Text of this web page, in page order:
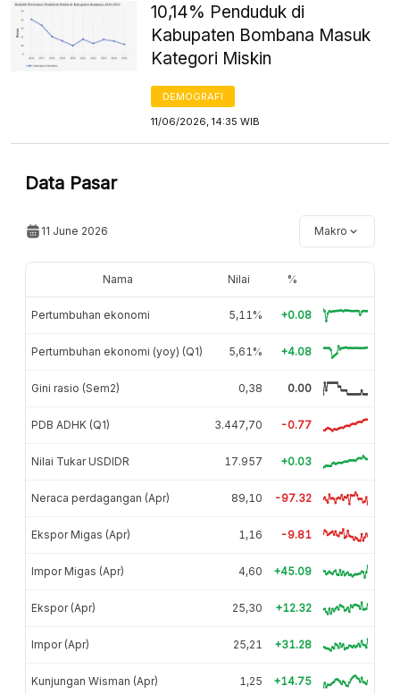
10,14% Penduduk di
Kabupaten Bombana Masuk
Kategori Miskin
DEMOGRAFI
11/06/2026, 14:35 WIB
Data Pasar
11 June 2026 Makro
Nama Nilai %
Pertumbuhan ekonomi 5,11% +0.08
Pertumbuhan ekonomi (yoy) (Q1) 5,61% +4.08
Gini rasio (Sem2) 0,38 0.00
PDB ADHK (Q1) 3.447,70 -0.77
Nilai Tukar USDIDR 17.957 +0.03
Neraca perdagangan (Apr) 89,10 -97.32
Ekspor Migas (Apr) 1,16 -9.81
Impor Migas (Apr) 4,60 +45.09
Ekspor (Apr) 25,30 +12.32
Impor (Apr) 25,21 +31.28
Kunjungan Wisman (Apr) 1,25 +14.75